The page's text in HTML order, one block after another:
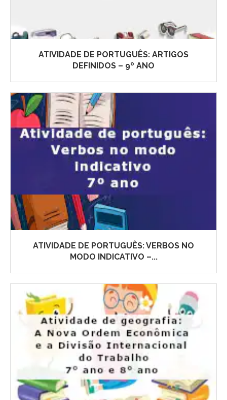
ATIVIDADE DE PORTUGUÊS: ARTIGOS
DEFINIDOS – 9º ANO
ATIVIDADE DE PORTUGUÊS: VERBOS NO
MODO INDICATIVO –...